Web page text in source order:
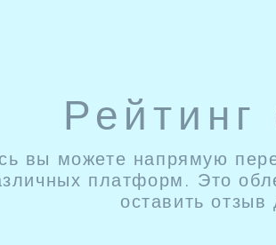
Рейтинг
вы можете напрямую
платформ. Это
оставить отзыв